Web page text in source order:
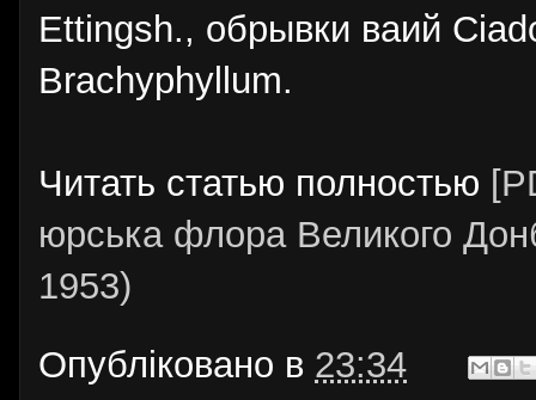
Ettingsh., обрывки ваий
Brachyphyllum.
Читать статью полностью
юрська флора Великого
1953)
Опубліковано в 23:34